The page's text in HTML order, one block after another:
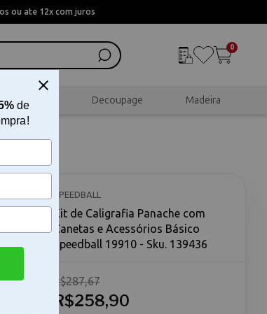
ou ate 12x com juros
0
Scrapbook Decoupage Madeira
SPEEDBALL
Kit de Caligrafia Panache com
Canetas e Acessórios Básico
Speedball 19910 - Sku. 139436
R$258,90
R$287,67
de